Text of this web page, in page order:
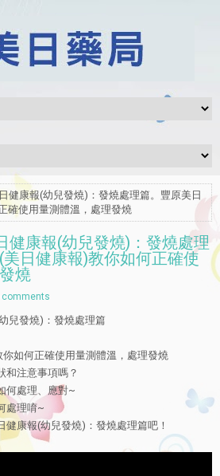
健康報(幼兒發燒)：發燒處理篇。豐原美日
確使用量測體溫，處理發燒
健康報(幼兒發燒)：發燒處理
日健康報)教你如何正確使
燒
comments
兒發燒)：發燒處理篇
如何正確使用量測體溫，處理發燒
和注意事項嗎？
何處理、應對~
處理唷~
康報(幼兒發燒)：發燒處理篇吧！